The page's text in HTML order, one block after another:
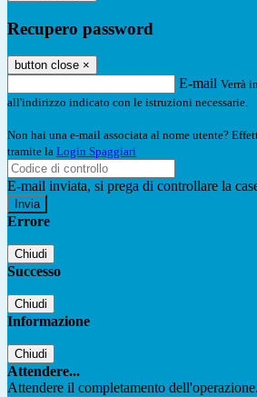
Recupero password
button close ×
E-mail Verrà
all'indirizzo indicato con le istruzioni necessarie.
Non hai una e-mail associata al nome utente?
tramite la Login Spaggiari
E-mail inviata, si prega di controllare la
Errore
Chiudi
Successo
Chiudi
Informazione
Chiudi
Attendere...
Attendere il completamento